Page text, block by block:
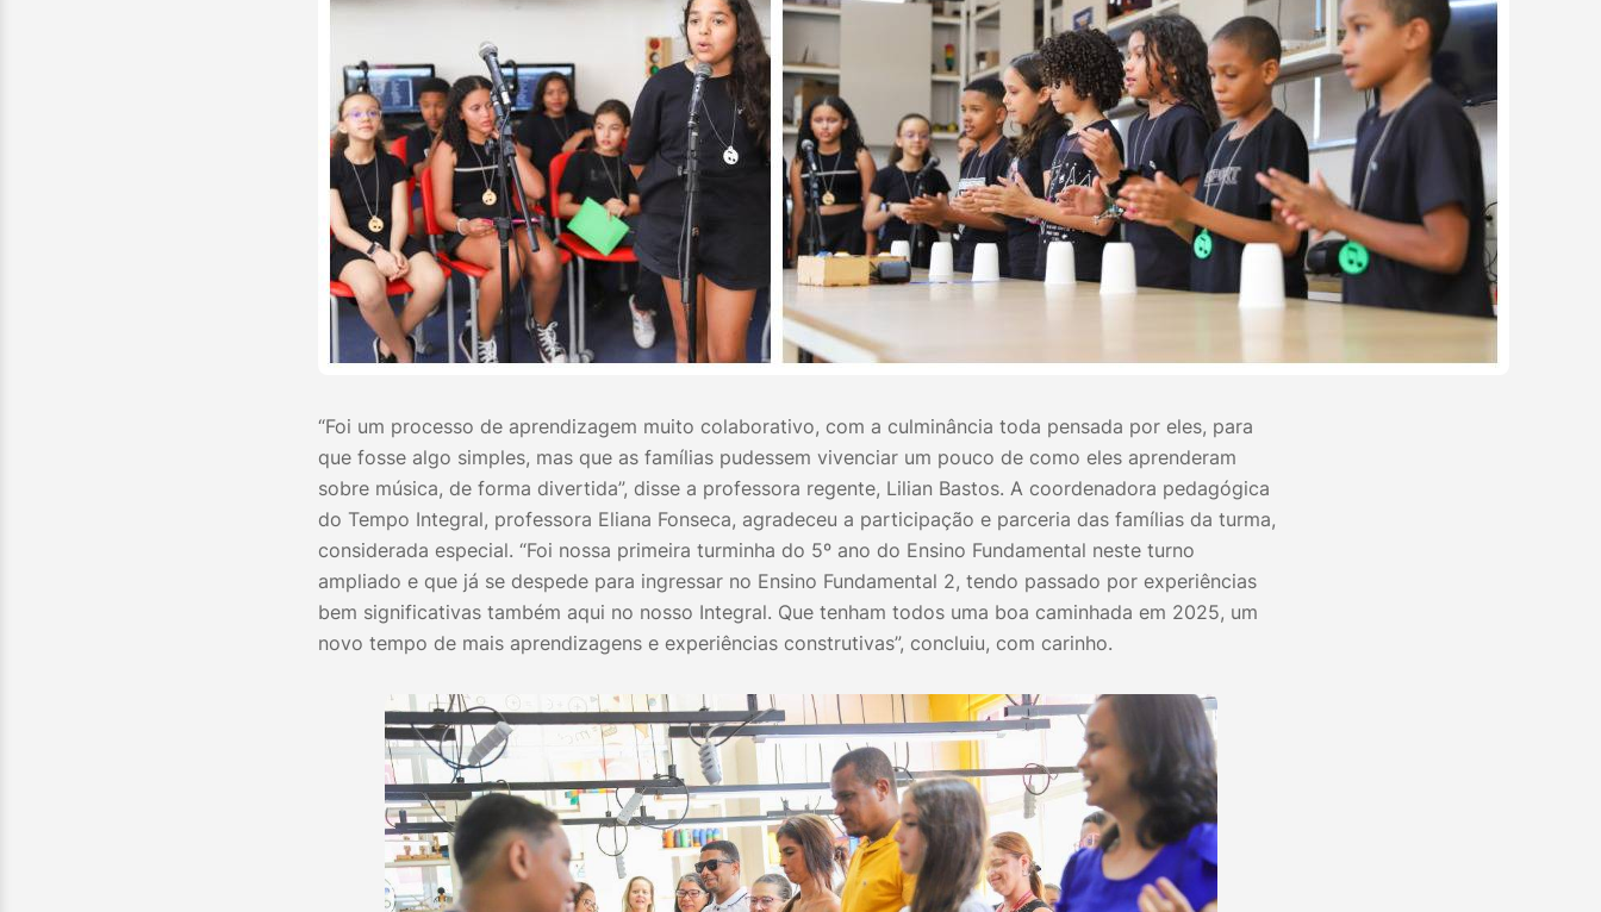
“Foi um processo de aprendizagem muito colaborativo, com a culminância toda pensada por eles, para
que fosse algo simples, mas que as famílias pudessem vivenciar um pouco de como eles aprenderam
sobre música, de forma divertida”, disse a professora regente, Lilian Bastos. A coordenadora pedagógica
do Tempo Integral, professora Eliana Fonseca, agradeceu a participação e parceria das famílias da turma,
considerada especial. “Foi nossa primeira turminha do 5º ano do Ensino Fundamental neste turno
ampliado e que já se despede para ingressar no Ensino Fundamental 2, tendo passado por experiências
bem significativas também aqui no nosso Integral. Que tenham todos uma boa caminhada em 2025, um
novo tempo de mais aprendizagens e experiências construtivas”, concluiu, com carinho.